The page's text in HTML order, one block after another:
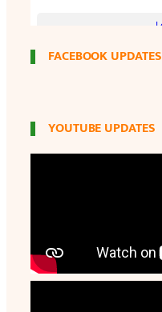
FACEBOOK UPDATES
YOUTUBE UPDATES